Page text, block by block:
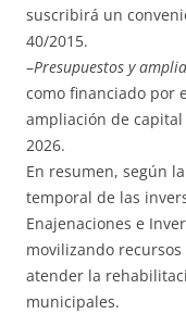
suscribirá un
40/2015.
–Presupuestos y
como financiado por
ampliación de
2026.
En resumen, según
temporal de las
Enajenaciones e
movilizando
atender la
municipales.